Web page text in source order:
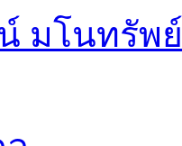
มโนทรัพ